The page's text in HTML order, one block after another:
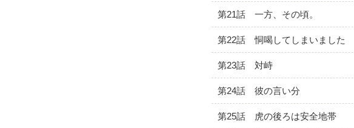
第21話 一方、その頃。
第22話 恫喝してしまいました
第23話 対峙
第24話 彼の言い分
第25話 虎の後ろは安全地帯